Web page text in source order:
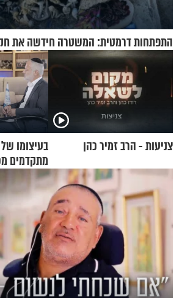
התפתחות דרמטית: המשטרה חידשה את
צניעות - הרב זמיר כהן
בעיצומו
מתקדמים
גרוסמן